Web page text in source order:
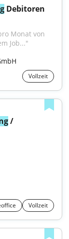
Debitoren
Monat von
Job..."
Vollzeit
/
Vollzeit